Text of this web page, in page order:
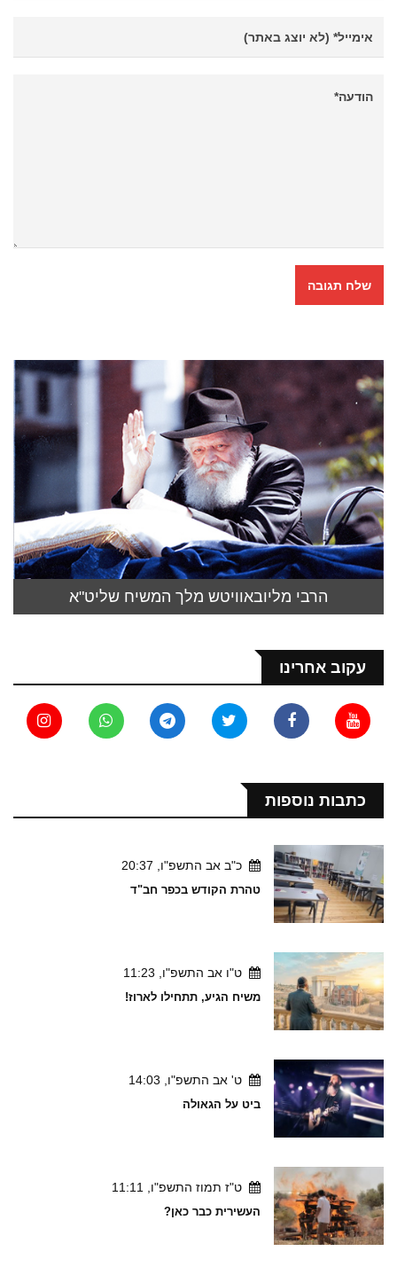
הרבי מליובאוויטש מלך המשיח שליט"א
עקוב אחרינו
כתבות נוספות
כ"ב אב התשפ"ו, 20:37
טהרת הקודש בכפר חב"ד
ט"ו אב התשפ"ו, 11:23
משיח הגיע, תתחילו לארוז!
ט' אב התשפ"ו, 14:03
ביט על הגאולה
ט"ז תמוז התשפ"ו, 11:11
העשירית כבר כאן?